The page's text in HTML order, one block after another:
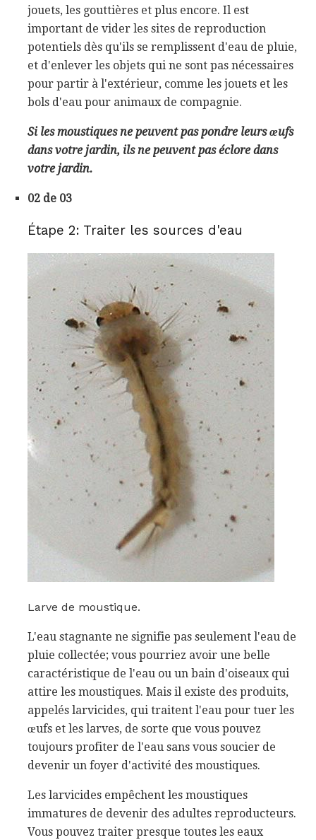
jouets, les gouttières et plus encore. Il est
important de vider les sites de reproduction
potentiels dès qu'ils se remplissent d'eau de pluie,
et d'enlever les objets qui ne sont pas nécessaires
pour partir à l'extérieur, comme les jouets et les
bols d'eau pour animaux de compagnie.
Si les moustiques ne peuvent pas pondre leurs œufs
dans votre jardin, ils ne peuvent pas éclore dans
votre jardin.
02 de 03
Étape 2: Traiter les sources d'eau
Larve de moustique.
L'eau stagnante ne signifie pas seulement l'eau de
pluie collectée; vous pourriez avoir une belle
caractéristique de l'eau ou un bain d'oiseaux qui
attire les moustiques. Mais il existe des produits,
appelés larvicides, qui traitent l'eau pour tuer les
œufs et les larves, de sorte que vous pouvez
toujours profiter de l'eau sans vous soucier de
devenir un foyer d'activité des moustiques.
Les larvicides empêchent les moustiques
immatures de devenir des adultes reproducteurs.
Vous pouvez traiter presque toutes les eaux